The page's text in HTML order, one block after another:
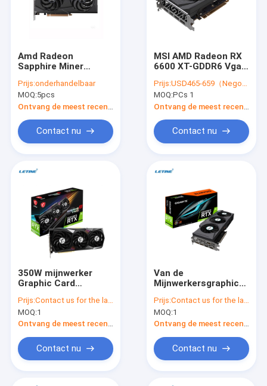
Amd Radeon
Sapphire Miner
XT 8GB 16Gbps met
128 bits
Prijs:onderhandelbaar
MOQ:5pcs
Contact nu
MSI AMD Radeon RX
6600 XT-GDDR6 Vga
Mijnwerkersgraphic
card 2X 8G Kaart met
128 bits
Prijs:USD465-659（Negotiable）
MOQ:PCs 1
Contact nu
350W mijnwerker
Graphic Card
Ti-GOKKEN X TRIO
12GB GDDR6X
Prijs:Contact us for the latest price
MOQ:1
Ontvang de meest recente Prijs
Contact nu
Van de
Mijnwerkersgraphic
ZEC GIGABYTE
GeForce RTX 3080 Ti
EAGLE OC 12G
Prijs:Contact us for the latest price
MOQ:1
Ontvang de meest recente Prijs
Contact nu